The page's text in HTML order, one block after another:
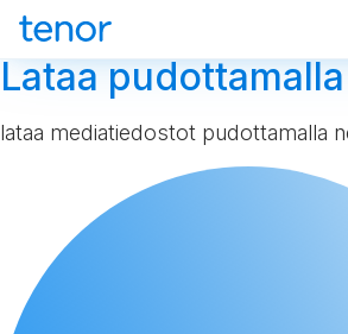
Lataa pudottamalla
lataa mediatiedostot pudottamalla